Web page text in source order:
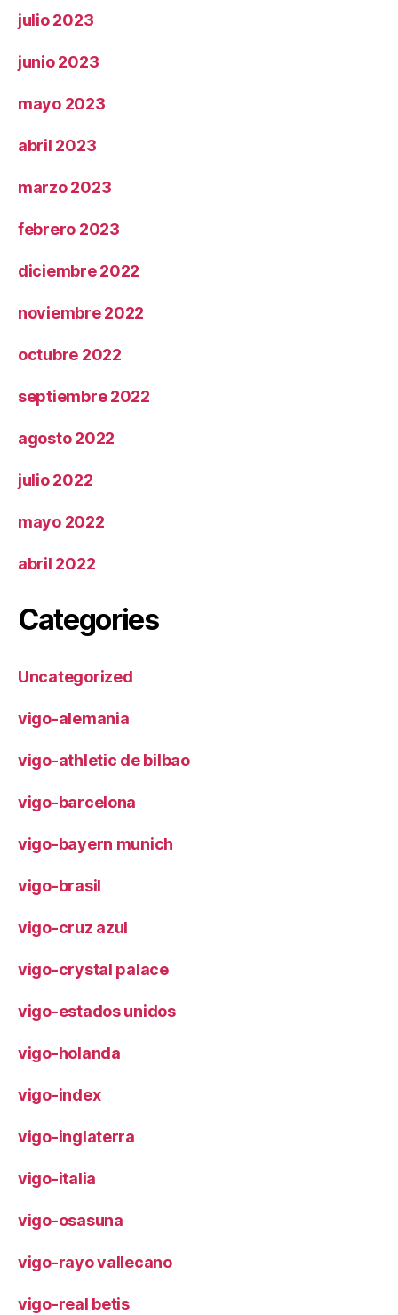
julio 2023
junio 2023
mayo 2023
abril 2023
marzo 2023
febrero 2023
diciembre 2022
noviembre 2022
octubre 2022
septiembre 2022
agosto 2022
julio 2022
mayo 2022
abril 2022
Categories
Uncategorized
vigo-alemania
vigo-athletic de bilbao
vigo-barcelona
vigo-bayern munich
vigo-brasil
vigo-cruz azul
vigo-crystal palace
vigo-estados unidos
vigo-holanda
vigo-index
vigo-inglaterra
vigo-italia
vigo-osasuna
vigo-rayo vallecano
vigo-real betis